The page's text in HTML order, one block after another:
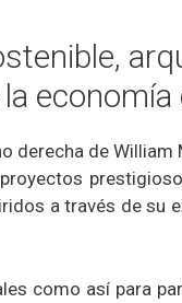
de William
a través de su
como así para